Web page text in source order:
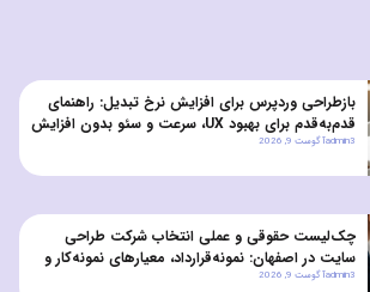
بازطراحی وردپرس برای افزایش نرخ تبدیل: راهنمای
قدم‌به‌قدم برای بهبود UX، سرعت و سئو بدون افزایش
هزینه‌های نگهداری
admin3آگوست 9, 2026
چک‌لیست حقوقی و عملی انتخاب شرکت طراحی
سایت در اصفهان: نمونه‌قرارداد، معیارهای نمونه‌کار و
سوالات تضمین کیفیت
admin3آگوست 9, 2026